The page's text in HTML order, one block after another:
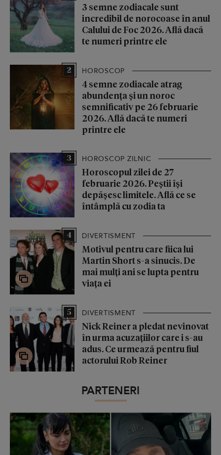
3 semne zodiacale sunt
incredibil de norocoase în anul
Calului de Foc 2026. Află dacă
te numeri printre ele
2 HOROSCOP
4 semne zodiacale atrag
abundența și un noroc
semnificativ pe 26 februarie
2026. Află dacă te numeri
printre ele
3 HOROSCOP ZILNIC
Horoscopul zilei de 27
februarie 2026. Peștii își
depășesc limitele. Află ce se
întâmplă cu zodia ta
4 DIVERTISMENT
Motivul pentru care fiica lui
Martin Short s-a sinucis. De
mai mulți ani se lupta pentru
viața ei
5 DIVERTISMENT
Nick Reiner a pledat nevinovat
în urma acuzațiilor care i s-au
adus. Ce urmează pentru fiul
actorului Rob Reiner
PARTENERI